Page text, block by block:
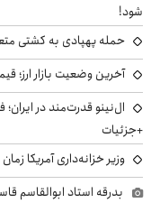
شود!
حمله پهپادی به کشتی
آخرین وضعیت بازار ارز؛ قیمت
ال‌نینو قدرت‌مند در
+جزئیات
وزیر خزانه‌داری آمریکا
بدرقه استاد ابوالقاسم